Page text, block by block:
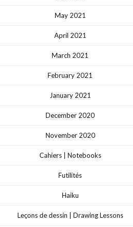
May 2021
April 2021
March 2021
February 2021
January 2021
December 2020
November 2020
Cahiers | Notebooks
Futilités
Haiku
Leçons de dessin | Drawing Lessons